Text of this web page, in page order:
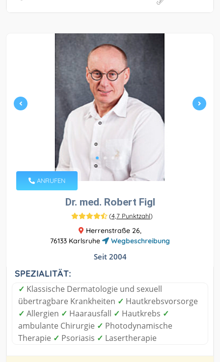
ANRUFEN
Dr. med. Robert Figl
(4,7 Punktzahl)
Herrenstraße 26,
76133 Karlsruhe
Wegbeschreibung
Seit 2004
SPEZIALITÄT:
✓ Klassische Dermatologie und sexuell
übertragbare Krankheiten ✓ Hautkrebsvorsorge
✓ Allergien ✓ Haarausfall ✓ Hautkrebs ✓
ambulante Chirurgie ✓ Photodynamische
Therapie ✓ Psoriasis ✓ Lasertherapie